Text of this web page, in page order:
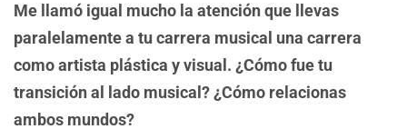
Me llamó igual mucho la atención que llevas
paralelamente a tu carrera musical una carrera
como artista plástica y visual. ¿Cómo fue tu
transición al lado musical? ¿Cómo relacionas
ambos mundos?